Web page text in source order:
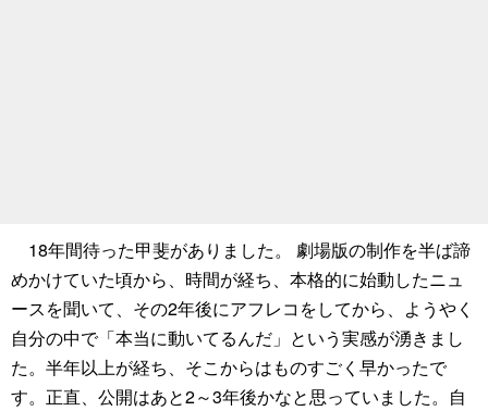
18年間待った甲斐がありました。 劇場版の制作を半ば諦
めかけていた頃から、時間が経ち、本格的に始動したニュ
ースを聞いて、その2年後にアフレコをしてから、ようやく
自分の中で「本当に動いてるんだ」という実感が湧きまし
た。半年以上が経ち、そこからはものすごく早かったで
す。正直、公開はあと2～3年後かなと思っていました。自